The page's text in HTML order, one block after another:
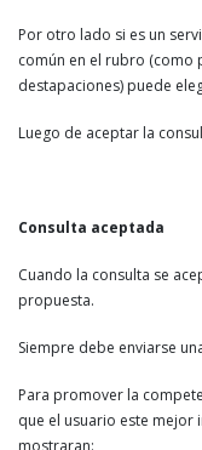
Por otro lado si es un
común en el rubro (como
destapaciones) puede
Luego de aceptar la
Consulta aceptada
Cuando la consulta se
propuesta.
Siempre debe enviarse
Para promover la
que el usuario este